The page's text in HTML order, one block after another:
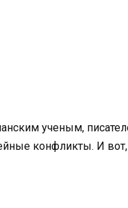
ученым,
конфликты. И вот,